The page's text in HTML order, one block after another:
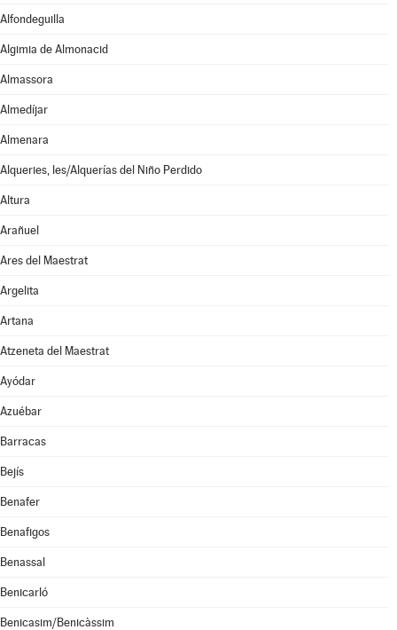
Alfondeguilla
Algimia de Almonacid
Almassora
Almedíjar
Almenara
Alqueries, les/Alquerías del Niño Perdido
Altura
Arañuel
Ares del Maestrat
Argelita
Artana
Atzeneta del Maestrat
Ayódar
Azuébar
Barracas
Bejís
Benafer
Benafigos
Benassal
Benicarló
Benicasim/Benicàssim